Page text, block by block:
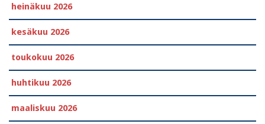
heinäkuu 2026
kesäkuu 2026
toukokuu 2026
huhtikuu 2026
maaliskuu 2026